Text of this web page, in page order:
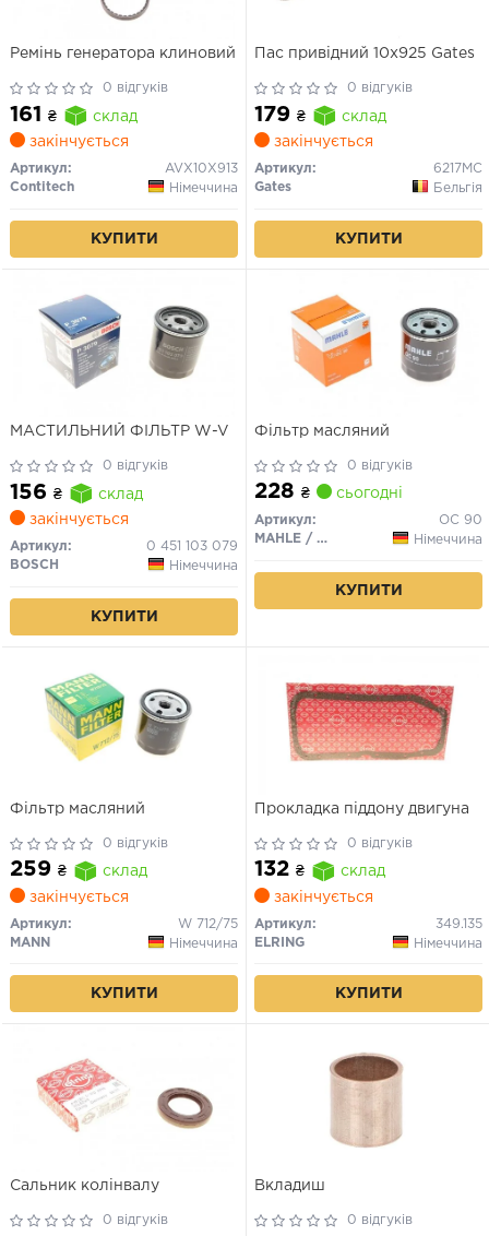
Ремінь генератора клиновий
0 відгуків
161 ₴
склад
закінчується
Артикул:
AVX10X913
Contitech
Німеччина
КУПИТИ
Пас привідний 10x925 Gates
0 відгуків
179 ₴
склад
закінчується
Артикул:
6217MC
Gates
Бельгія
КУПИТИ
МАСТИЛЬНИЙ ФІЛЬТР W-V
0 відгуків
156 ₴
склад
закінчується
Артикул:
0 451 103 079
BOSCH
Німеччина
КУПИТИ
Фільтр масляний
0 відгуків
228 ₴ сьогодні
Артикул:
OC 90
MAHLE / KNECHT
Німеччина
КУПИТИ
Фільтр масляний
0 відгуків
259 ₴
склад
закінчується
Артикул:
W 712/75
MANN
Німеччина
КУПИТИ
Прокладка піддону двигуна
0 відгуків
132 ₴
склад
закінчується
Артикул:
349.135
ELRING
Німеччина
КУПИТИ
Сальник колінвалу
0 відгуків
Вкладиш
0 відгуків